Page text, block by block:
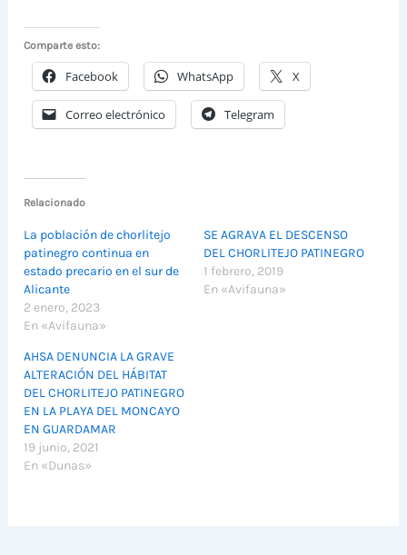
Comparte esto:
Facebook WhatsApp X
Correo electrónico Telegram
Relacionado
La población de chorlitejo
patinegro continua en
estado precario en el sur de
Alicante
2 enero, 2023
En «Avifauna»
SE AGRAVA EL DESCENSO
DEL CHORLITEJO PATINEGRO
1 febrero, 2019
En «Avifauna»
AHSA DENUNCIA LA GRAVE
ALTERACIÓN DEL HÁBITAT
DEL CHORLITEJO PATINEGRO
EN LA PLAYA DEL MONCAYO
EN GUARDAMAR
19 junio, 2021
En «Dunas»